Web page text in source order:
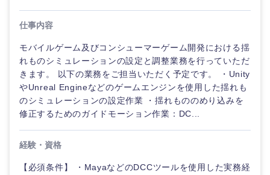
仕事内容
モバイルゲーム及びコンシューマーゲーム開発における揺
れものシミュレーションの設定と調整業務を行っていただ
きます。 以下の業務をご担当いただく予定です。 ・Unity
やUnreal Engineなどのゲームエンジンを使用した揺れも
のシミュレーションの設定作業 ・揺れもののめり込みを
修正するためのガイドモーション作業：DC...
経験・資格
【必須条件】 ・MayaなどのDCCツールを使用した実務経